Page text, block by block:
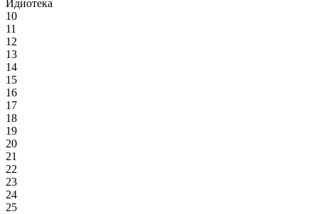
Идиотека
10
11
12
13
14
15
16
17
18
19
20
21
22
23
24
25